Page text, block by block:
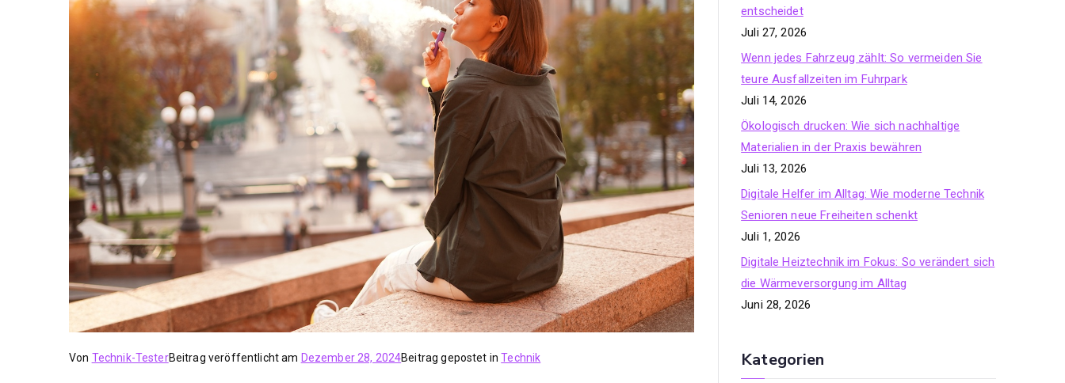
Von Technik-TesterBeitrag veröffentlicht am Dezember 28, 2024Beitrag gepostet inTechnik
entscheidet
Juli 27, 2026
Wenn jedes Fahrzeug zählt: So vermeiden Sie
teure Ausfallzeiten im Fuhrpark
Juli 14, 2026
Ökologisch drucken: Wie sich nachhaltige
Materialien in der Praxis bewähren
Juli 13, 2026
Digitale Helfer im Alltag: Wie moderne Technik
Senioren neue Freiheiten schenkt
Juli 1, 2026
Digitale Heiztechnik im Fokus: So verändert sich
die Wärmeversorgung im Alltag
Juni 28, 2026
Kategorien